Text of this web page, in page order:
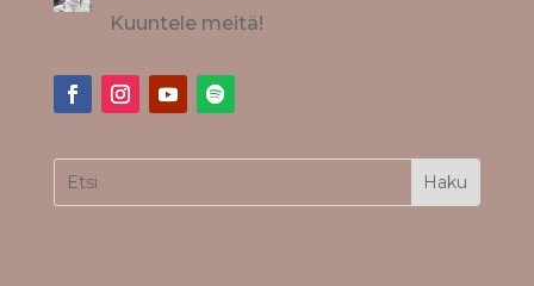
Kuuntele meitä!